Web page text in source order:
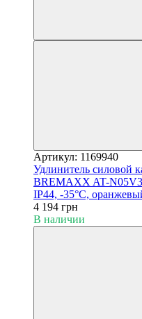
Артикул: 1169940
Удлинитель силовой
BREMAXX AT-
IP44, -35°С,
4 194 грн
В наличии